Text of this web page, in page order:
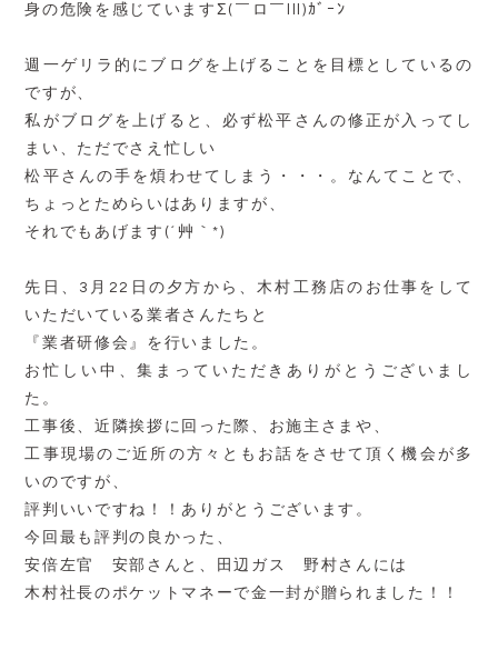
身の危険を感じていますΣ(￣ロ￣lll)ｶﾞｰﾝ
週一ゲリラ的にブログを上げることを目標としているの
ですが、
私がブログを上げると、必ず松平さんの修正が入ってし
まい、ただでさえ忙しい
松平さんの手を煩わせてしまう・・・。なんてことで、
ちょっとためらいはありますが、
それでもあげます(´艸｀*)
先日、3月22日の夕方から、木村工務店のお仕事をして
いただいている業者さんたちと
『業者研修会』を行いました。
お忙しい中、集まっていただきありがとうございまし
た。
工事後、近隣挨拶に回った際、お施主さまや、
工事現場のご近所の方々ともお話をさせて頂く機会が多
いのですが、
評判いいですね！！ありがとうございます。
今回最も評判の良かった、
安倍左官 安部さんと、田辺ガス 野村さんには
木村社長のポケットマネーで金一封が贈られました！！